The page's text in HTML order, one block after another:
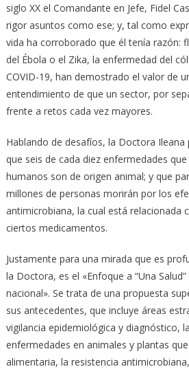
siglo XX el Comandante en Jefe, Fidel
rigor asuntos como ese; y, tal como
vida ha corroborado que él tenía razón:
del Ébola o el Zika, la enfermedad del
COVID-19, han demostrado el valor de
entendimiento de que un sector, por
frente a retos cada vez mayores.
Hablando de desafíos, la Doctora
que seis de cada diez enfermedades
humanos son de origen animal; y que
millones de personas morirán por los
antimicrobiana, la cual está relacionada
ciertos medicamentos.
Justamente para una mirada que es
la Doctora, es el «Enfoque a “Una
nacional». Se trata de una propuesta
sus antecedentes, que incluye áreas
vigilancia epidemiológica y diagnóstico,
enfermedades en animales y plantas
alimentaria, la resistencia